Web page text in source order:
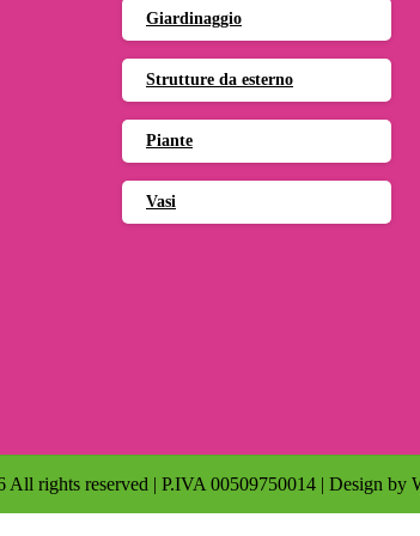
Giardinaggio
Strutture da esterno
Piante
Vasi
rights reserved | P.IVA 00509750014 | Design by